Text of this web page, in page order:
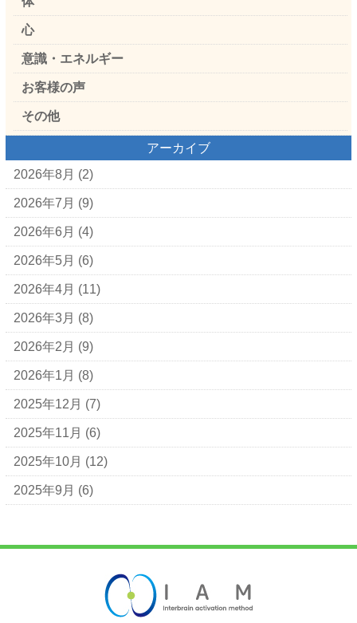
心
意識・エネルギー
お客様の声
その他
アーカイブ
2026年8月 (2)
2026年7月 (9)
2026年6月 (4)
2026年5月 (6)
2026年4月 (11)
2026年3月 (8)
2026年2月 (9)
2026年1月 (8)
2025年12月 (7)
2025年11月 (6)
2025年10月 (12)
2025年9月 (6)